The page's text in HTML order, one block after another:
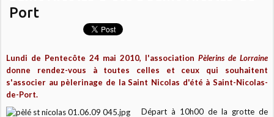
Port
Lundi de Pentecôte 24 mai 2010, l'association Pèlerins de Lorraine
donne rendez-vous à toutes celles et ceux qui souhaitent
s'associer au pèlerinage de la Saint Nicolas d'été à Saint-Nicolas-
de-Port.
Départ à 10h00 de la grotte de